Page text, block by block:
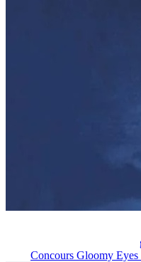
Concours Gloomy Eyes